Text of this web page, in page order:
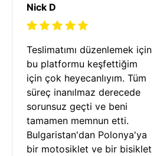
Nick D
Teslimatımı düzenlemek için
bu platformu keşfettiğim
için çok heyecanlıyım. Tüm
süreç inanılmaz derecede
sorunsuz geçti ve beni
tamamen memnun etti.
Bulgaristan'dan Polonya'ya
bir motosiklet ve bir bisiklet